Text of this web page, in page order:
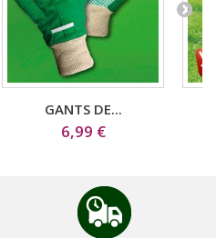
GANTS DE...
6,99 €